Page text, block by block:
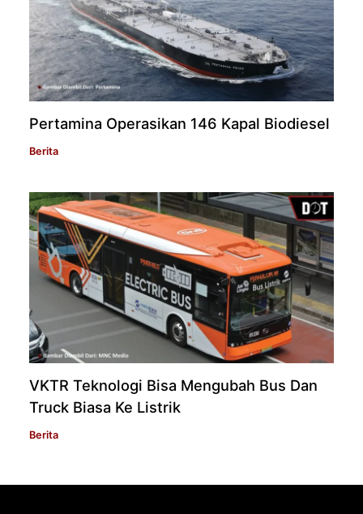
Pertamina Operasikan 146 Kapal Biodiesel
Berita
VKTR Teknologi Bisa Mengubah Bus Dan
Truck Biasa Ke Listrik
Berita